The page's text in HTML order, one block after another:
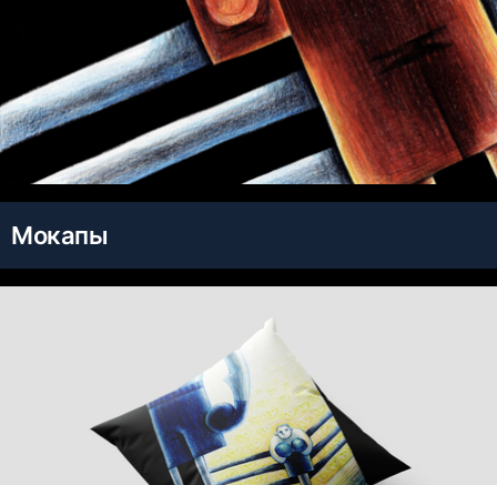
Мокапы